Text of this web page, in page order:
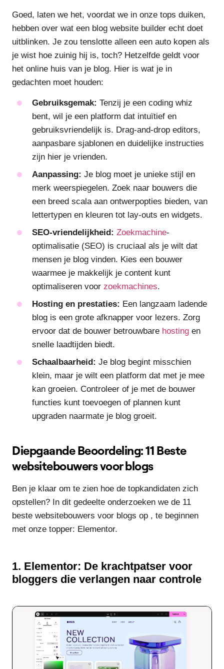
Goed, laten we het, voordat we in onze tops duiken,
hebben over wat een blog website builder echt doet
uitblinken. Je zou tenslotte alleen een auto kopen als
je wist hoe zuinig hij is, toch? Hetzelfde geldt voor
het online huis van je blog. Hier is wat je in
gedachten moet houden:
Gebruiksgemak: Tenzij je een coding whiz
bent, wil je een platform dat intuïtief en
gebruiksvriendelijk is. Drag-and-drop editors,
aanpasbare sjablonen en duidelijke instructies
zijn hier je vrienden.
Aanpassing: Je blog moet je unieke stijl en
merk weerspiegelen. Zoek naar bouwers die
een breed scala aan ontwerpopties bieden, van
lettertypen en kleuren tot lay-outs en widgets.
SEO-vriendelijkheid: Zoekmachine-
optimalisatie (SEO) is cruciaal als je wilt dat
mensen je blog vinden. Kies een bouwer
waarmee je makkelijk je content kunt
optimaliseren voor zoekmachines.
Hosting en prestaties: Een langzaam ladende
blog is een grote afknapper voor lezers. Zorg
ervoor dat de bouwer betrouwbare hosting en
snelle laadtijden biedt.
Schaalbaarheid: Je blog begint misschien
klein, maar je wilt een platform dat met je mee
kan groeien. Controleer of je met de bouwer
functies kunt toevoegen of plannen kunt
upgraden naarmate je blog groeit.
Diepgaande Beoordeling: 11 Beste
websitebouwers voor blogs
Ben je klaar om te zien hoe de topkandidaten zich
opstellen? In dit gedeelte onderzoeken we de 11
beste websitebouwers voor blogs op , te beginnen
met onze topper: Elementor.
1. Elementor: De krachtpatser voor
bloggers die verlangen naar controle